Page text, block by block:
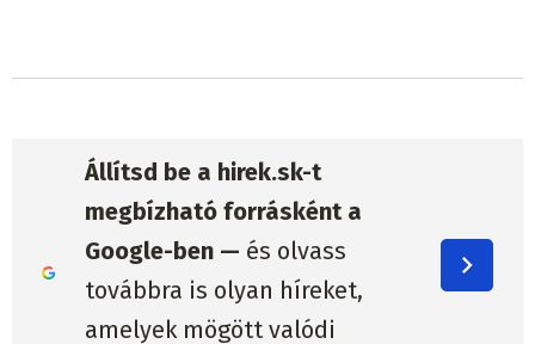
Állítsd be a hirek.sk-t
megbízható forrásként a
Google-ben — és olvass
továbbra is olyan híreket,
amelyek mögött valódi